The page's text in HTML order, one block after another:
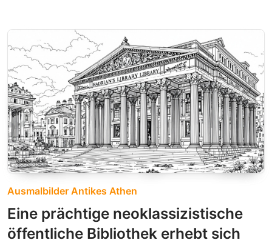
Ausmalbilder Antikes Athen
Eine prächtige neoklassizistische
öffentliche Bibliothek erhebt sich